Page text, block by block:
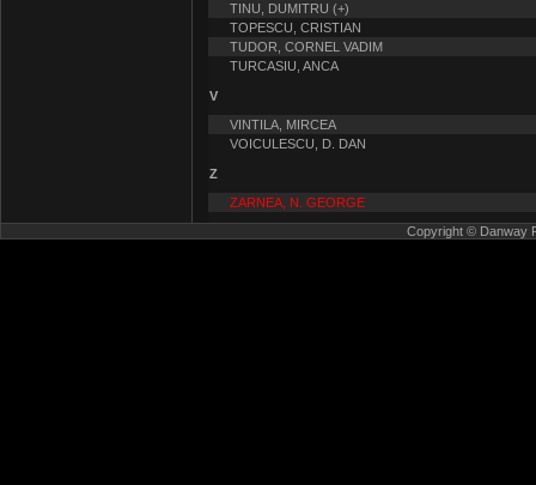
TINU, DUMITRU (+)
TOPESCU, CRISTIAN
TUDOR, CORNEL VADIM
TURCASIU, ANCA
V
VINTILA, MIRCEA
VOICULESCU, D. DAN
Z
ZARNEA, N. GEORGE
Copyright © Danway